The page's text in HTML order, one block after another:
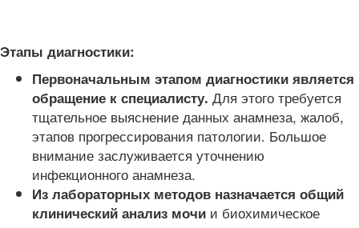
Этапы диагностики:
Первоначальным этапом диагностики является
обращение к специалисту. Для этого требуется
тщательное выяснение данных анамнеза, жалоб,
этапов прогрессирования патологии. Большое
внимание заслуживается уточнению
инфекционного анамнеза.
Из лабораторных методов назначается общий
клинический анализ мочи и биохимическое